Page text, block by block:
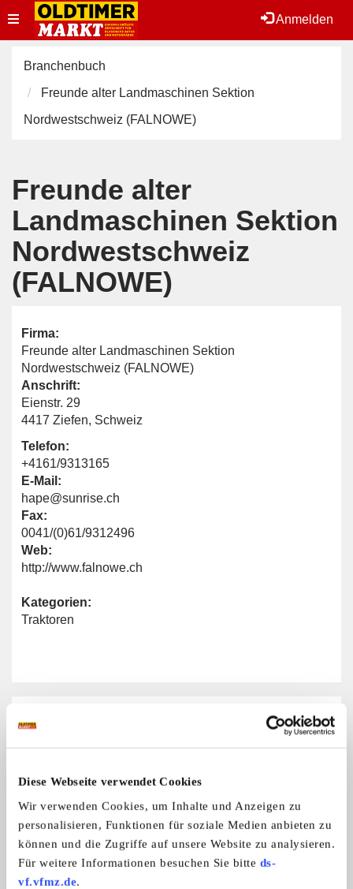
Diese Webseite verwendet Cookies
Wir verwenden Cookies, um Inhalte und Anzeigen zu
personalisieren, Funktionen für soziale Medien anbieten zu
können und die Zugriffe auf unsere Website zu analysieren.
Für weitere Informationen besuchen Sie bitte ds-
vf.vfmz.de.
Anmelden
Toggle
navigation
Branchenbuch
Freunde alter Landmaschinen Sektion
Nordwestschweiz (FALNOWE)
Freunde alter
Landmaschinen Sektion
Nordwestschweiz
(FALNOWE)
Firma:
Freunde alter Landmaschinen Sektion
Nordwestschweiz (FALNOWE)
Anschrift:
Eienstr. 29
4417 Ziefen, Schweiz
Telefon:
+4161/9313165
E-Mail:
hape@sunrise.ch
Fax:
0041/(0)61/9312496
Web:
http://www.falnowe.ch
Kategorien:
Traktoren
Homepage:www.falnowe.ch
Allgemeine Angaben
Traktormarken:
Alle Marken